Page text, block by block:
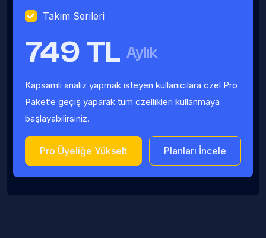
Takım Serileri
749 TL Aylık
Kapsamlı analiz yapmak isteyen kullanıcılara özel Pro
Paket’e geçiş yaparak tüm özellikleri kullanmaya
başlayabilirsiniz.
Pro Üyeliğe Yükselt Planları İncele